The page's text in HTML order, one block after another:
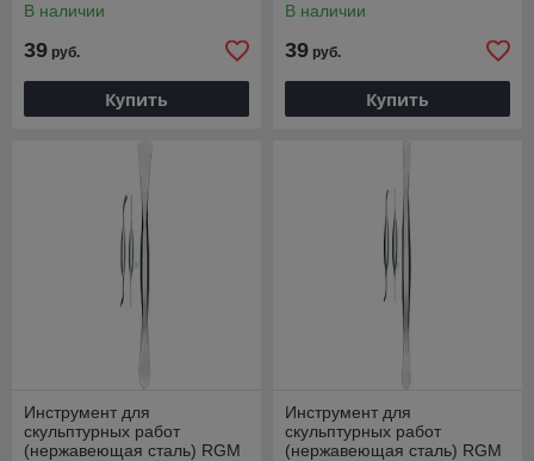
410
В наличии
39 руб.
Купить
415
В наличии
39 руб.
Купить
Инструмент для
скульптурных работ
(нержавеющая сталь) RGM
Инструмент для
скульптурных работ
(нержавеющая сталь) RGM